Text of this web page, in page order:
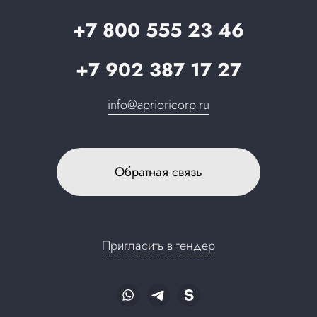
+7 800 555 23 46
+7 902 387 17 27
info@aprioricorp.ru
Обратная связь
Пригласить в тендер
Запрос в поддержку